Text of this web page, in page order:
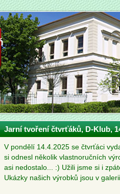
Jarní tvoření čtvrťáků, D-Klub,
V pondělí 14.4.2025 se čtvrťáci
si odnesl několik vlastnoručních
asi nedostalo... :) Užili jsme si i
Ukázky našich výrobků jsou v